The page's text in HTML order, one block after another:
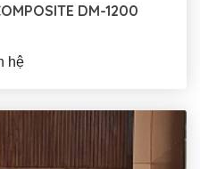
DM-1200
hệ